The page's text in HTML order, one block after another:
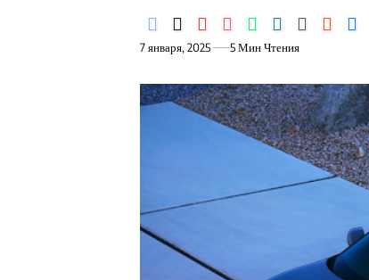
7 января, 2025 5 Мин Чтения